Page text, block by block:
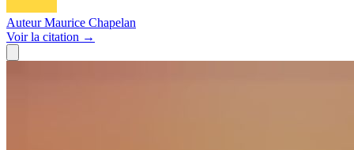
Auteur Maurice Chapelan
Voirla citation →